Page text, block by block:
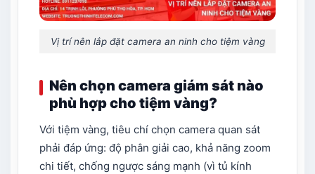
Vị trí nên lắp đặt camera an ninh cho tiệm vàng
Nên chọn camera giám sát nào
phù hợp cho tiệm vàng?
Với tiệm vàng, tiêu chí chọn camera quan sát
phải đáp ứng: độ phân giải cao, khả năng zoom
chi tiết, chống ngược sáng mạnh (vì tủ kính